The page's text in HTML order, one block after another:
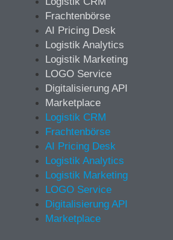
Frachtenbörse
AI Pricing Desk
Logistik Analytics
Logistik Marketing
LOGO Service
Digitalisierung API
Marketplace
Logistik CRM
Frachtenbörse
AI Pricing Desk
Logistik Analytics
Logistik Marketing
LOGO Service
Digitalisierung API
Marketplace